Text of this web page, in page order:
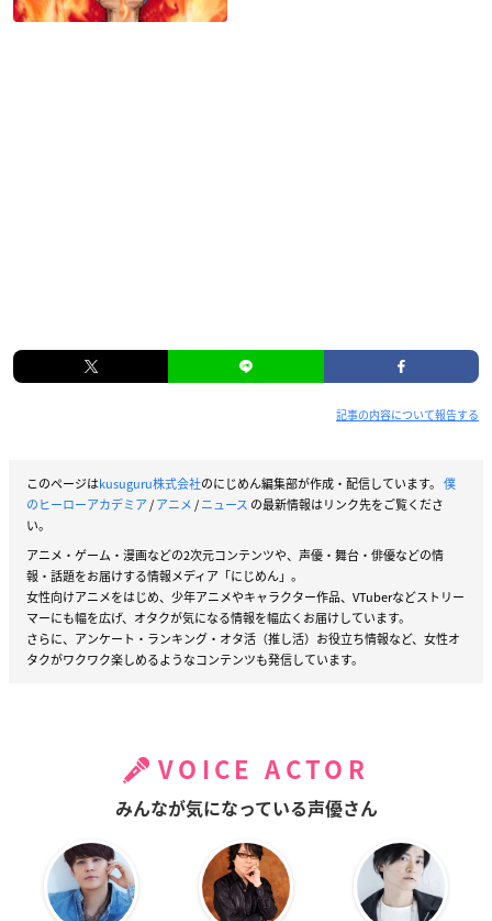
記事の内容について報告する
このページはkusuguru株式会社のにじめん編集部が作成・配信しています。 僕
のヒーローアカデミア/アニメ/ニュース の最新情報はリンク先をご覧くださ
い。
アニメ・ゲーム・漫画などの2次元コンテンツや、声優・舞台・俳優などの情
報・話題をお届けする情報メディア「にじめん」。
女性向けアニメをはじめ、少年アニメやキャラクター作品、VTuberなどストリー
マーにも幅を広げ、オタクが気になる情報を幅広くお届けしています。
さらに、アンケート・ランキング・オタ活（推し活）お役立ち情報など、女性オ
タクがワクワク楽しめるようなコンテンツも発信しています。
VOICE ACTOR
みんなが気になっている声優さん